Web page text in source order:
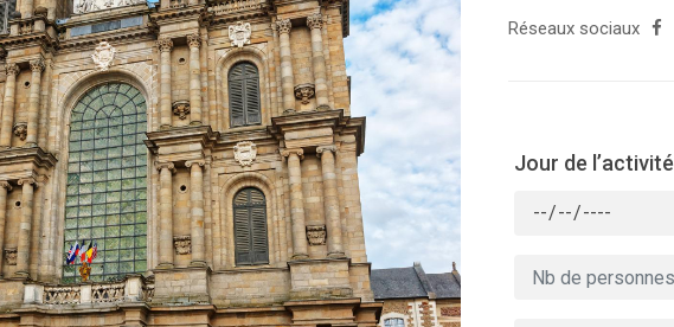
Réseaux sociaux
Jour de l’activité